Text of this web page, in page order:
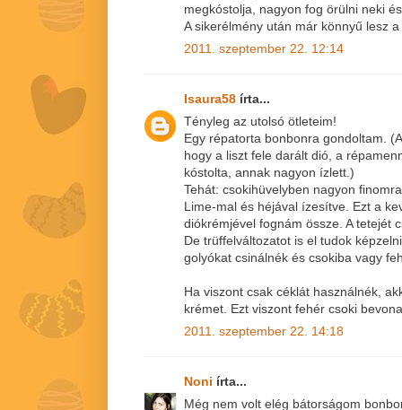
megkóstolja, nagyon fog örülni neki
A sikerélmény után már könnyű lesz
2011. szeptember 22. 12:14
Isaura58 írta...
Tényleg az utolsó ötleteim!
Egy répatorta bonbonra gondoltam.
hogy a liszt fele darált dió, a
kóstolta, annak nagyon ízlett.)
Tehát: csokihüvelyben nagyon
Lime-mal és héjával ízesítve. Ezt a
diókrémjével fognám össze. A tetejét
De trüffelváltozatot is el tudok
golyókat csinálnék és csokiba vagy
Ha viszont csak céklát használnék,
krémet. Ezt viszont fehér csoki
2011. szeptember 22. 14:18
Noni írta...
Még nem volt elég bátorságom